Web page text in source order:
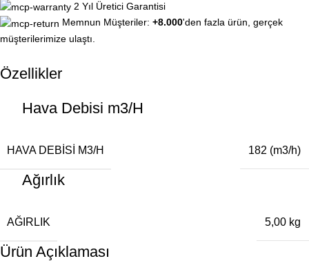
2 Yıl Üretici Garantisi
Memnun Müşteriler: +8.000'den fazla ürün, gerçek
müşterilerimize ulaştı.
Özellikler
Hava Debisi m3/H
HAVA DEBISI M3/H 182 (m3/h)
Ağırlık
AĞIRLIK 5,00 kg
Ürün Açıklaması